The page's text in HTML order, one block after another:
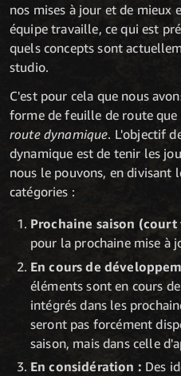
nos mises à jour et de mieux
équipe travaille, ce qui est
quels concepts sont
studio.
C'est pour cela que nous
forme de feuille de route que
route dynamique. L'objectif
dynamique est de tenir les
nous le pouvons, en divisant
catégories :
Prochaine saison (court
pour la prochaine mise à
En cours de
éléments sont en cours
intégrés dans les
seront pas forcément
saison, mais dans celle
En considération : Des